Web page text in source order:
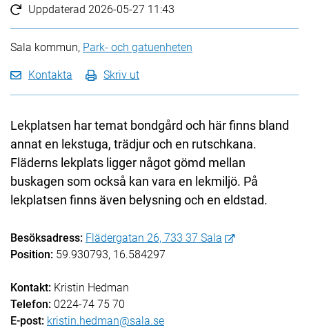
Uppdaterad 2026-05-27 11:43
Sala kommun, Park- och gatuenheten
Kontakta Skriv ut
Lekplatsen har temat bondgård och här finns bland
annat en lekstuga, trädjur och en rutschkana.
Fläderns lekplats ligger något gömd mellan
buskagen som också kan vara en lekmiljö. På
lekplatsen finns även belysning och en eldstad.
Besöksadress: Flädergatan 26, 733 37 Sala
Position: 59.930793, 16.584297
Kontakt: Kristin Hedman
Telefon: 0224-74 75 70
E-post: kristin.hedman@sala.se